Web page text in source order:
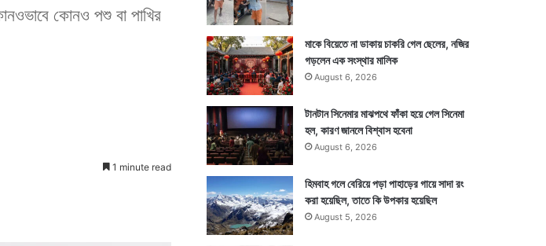
কোনও পশু বা পাখির
1 minute read
মাকে বিয়েতে না ডাকায় চাকরি গেল ছেলের, নজির
গড়লেন এক সংস্থার মালিক
August 6, 2026
টানটান সিনেমার মাঝপথে ফাঁকা হয়ে গেল সিনেমা
হল, কারণ জানলে বিশ্বাস হবেনা
August 6, 2026
হিমবাহ গলে বেরিয়ে পড়া পাহাড়ের গায়ে সাদা রং
করা হয়েছিল, তাতে কি উপকার হয়েছিল
August 5, 2026